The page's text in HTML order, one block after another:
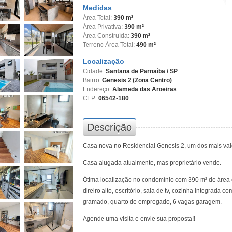
Medidas
Área Total: 390 m²
Área Privativa: 390 m²
Área Construída: 390 m²
Terreno Área Total: 490 m²
Localização
Cidade: Santana de Parnaíba / SP
Bairro: Genesis 2 (Zona Centro)
Endereço: Alameda das Aroeiras
CEP: 06542-180
Descrição
Casa nova no Residencial Genesis 2, um dos mais
Casa alugada atualmente, mas proprietário vende.
Ótima localização no condomínio com 390 m² de
direiro alto, escritório, sala de tv, cozinha integrada
gramado, quarto de empregado, 6 vagas garagem.
Agende uma visita e envie sua proposta!!